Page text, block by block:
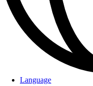
Language